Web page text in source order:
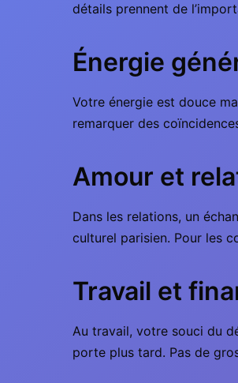
détails prennent de
Énergie
Votre énergie est douce
remarquer des
Amour et
Dans les relations, un
culturel parisien. Pour les
Travail et
Au travail, votre souci du
porte plus tard. Pas de